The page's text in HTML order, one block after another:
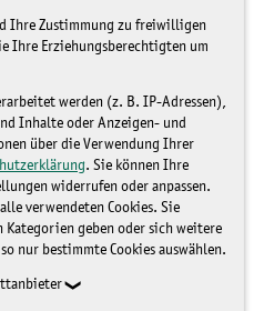
Ihre Zustimmung zu freiwilligen
Ihre Erziehungsberechtigten um
werden (z. B. IP-Adressen),
Inhalte oder Anzeigen- und
über die Verwendung Ihrer
. Sie können Ihre
widerrufen oder anpassen.
verwendeten Cookies. Sie
geben oder sich weitere
nur bestimmte Cookies auswählen.